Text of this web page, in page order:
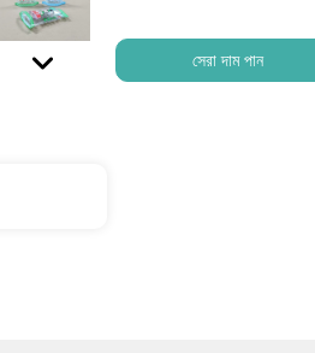
সেরা দাম পান